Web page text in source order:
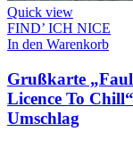
Quick view
FIND’ ICH NICE
In den Warenkorb
Grußkarte
Licence To
Umschlag